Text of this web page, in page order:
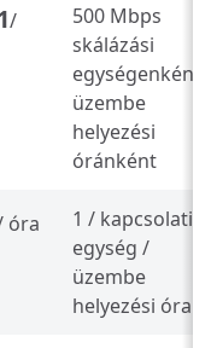
/
500 Mbps
skálázási
egységenként,
üzembe
helyezési
óránként
óra
1 / kapcsolati
egység /
üzembe
helyezési óra